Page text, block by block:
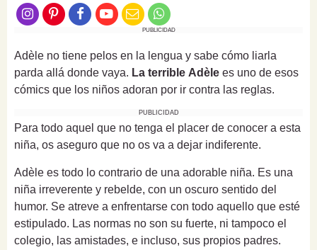
PUBLICIDAD
Adèle no tiene pelos en la lengua y sabe cómo liarla
parda allá donde vaya. La terrible Adèle es uno de esos
cómics que los niños adoran por ir contra las reglas.
PUBLICIDAD
Para todo aquel que no tenga el placer de conocer a esta
niña, os aseguro que no os va a dejar indiferente.
Adèle es todo lo contrario de una adorable niña. Es una
niña irreverente y rebelde, con un oscuro sentido del
humor. Se atreve a enfrentarse con todo aquello que esté
estipulado. Las normas no son su fuerte, ni tampoco el
colegio, las amistades, e incluso, sus propios padres.